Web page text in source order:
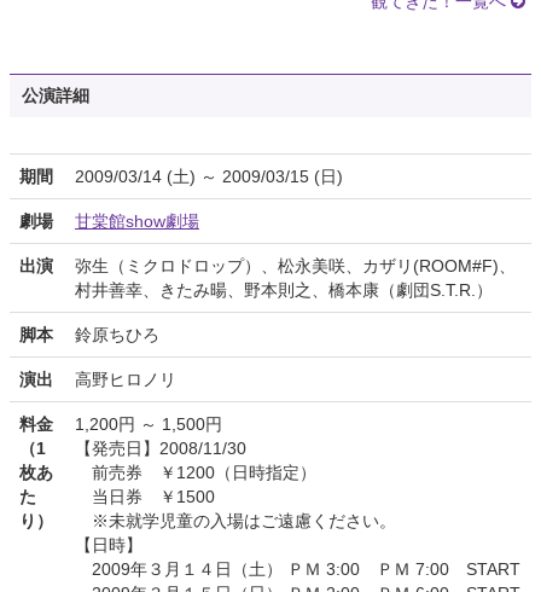
公演詳細
期間 2009/03/14 (土) ～ 2009/03/15 (日)
劇場 甘棠館show劇場
出演
弥生（ミクロドロップ）、松永美咲、カザリ(ROOM#F)、
村井善幸、きたみ暘、野本則之、橋本康（劇団S.T.R.）
脚本 鈴原ちひろ
演出 高野ヒロノリ
料金
（1
枚あ
た
り）
1,200円 ～ 1,500円
【発売日】2008/11/30
前売券 ￥1200（日時指定）
当日券 ￥1500
※未就学児童の入場はご遠慮ください。
【日時】
2009年３月１４日（土） ＰＭ 3:00 ＰＭ 7:00 START